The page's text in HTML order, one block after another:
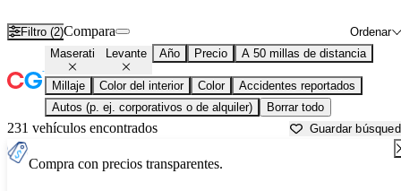
Filtro (2) Ordenar
Compara
Maserati Levante Año Precio A 50 millas de distancia
Millaje Color del interior Color
Accidentes reportados
Autos (p. ej. corporativos o de alquiler)
Borrar todo
231 vehículos encontrados Guardar
Compra con precios transparentes.